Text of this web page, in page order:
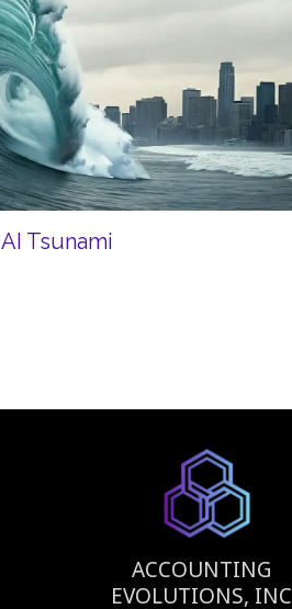
AI Tsunami
ACCOUNTING
EVOLUTIONS, INC